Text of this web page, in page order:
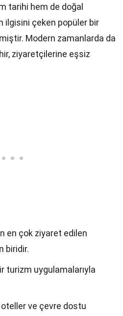
tarihi hem de doğal
ilgisini çeken popüler bir
Modern zamanlarda da
ziyaretçilerine eşsiz
en çok ziyaret edilen
biridir.
turizm uygulamalarıyla
ve çevre dostu